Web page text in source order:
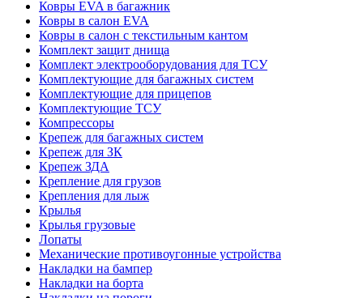
Ковры EVA в багажник
Ковры в салон EVA
Ковры в салон с текстильным кантом
Комплект защит днища
Комплект электрооборудования для ТСУ
Комплектующие для багажных систем
Комплектующие для прицепов
Комплектующие ТСУ
Компрессоры
Крепеж для багажных систем
Крепеж для ЗК
Крепеж ЗДА
Крепление для грузов
Крепления для лыж
Крылья
Крылья грузовые
Лопаты
Механические противоугонные устройства
Накладки на бампер
Накладки на борта